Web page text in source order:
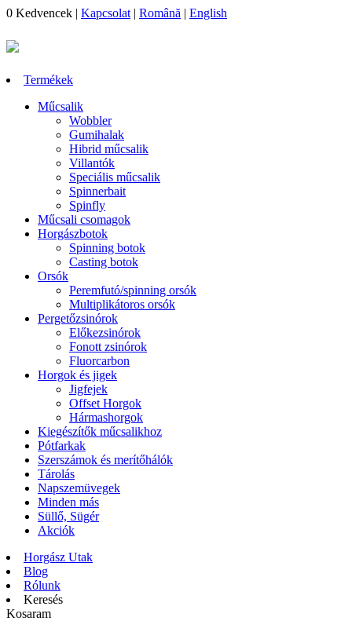
0 Kedvencek | Kapcsolat | Română | English
Termékek
Műcsalik
Wobbler
Gumihalak
Hibrid műcsalik
Villantók
Speciális műcsalik
Spinnerbait
Spinfly
Műcsali csomagok
Horgászbotok
Spinning botok
Casting botok
Orsók
Peremfutó/spinning orsók
Multiplikátoros orsók
Pergetőzsinórok
Előkezsinórok
Fonott zsinórok
Fluorcarbon
Horgok és jigek
Jigfejek
Offset Horgok
Hármashorgok
Kiegészítők műcsalikhoz
Pótfarkak
Szerszámok és merítőhálók
Tárolás
Napszemüvegek
Minden más
Süllő, Sügér
Akciók
Horgász Utak
Blog
Rólunk
Keresés
Kosaram